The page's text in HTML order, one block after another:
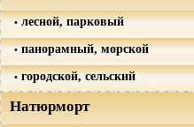
лесной, парковый
панорамный, морской
городской, сельский
Натюрморт